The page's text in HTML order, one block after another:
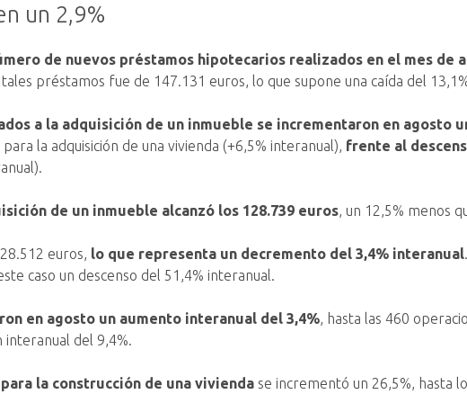
un 2,9%
de nuevos préstamos hipotecarios realizados en el mes de
préstamos fue de 147.131 euros, lo que supone una caída del
a la adquisición de un inmueble se incrementaron en agosto
la adquisición de una vivienda (+6,5% interanual), frente al
de un inmueble alcanzó los 128.739 euros, un 12,5% menos
euros, lo que representa un decremento del 3,4% interanual
caso un descenso del 51,4% interanual.
en agosto un aumento interanual del 3,4%, hasta las 460
interanual del 9,4%.
la construcción de una vivienda se incrementó un 26,5%, hasta